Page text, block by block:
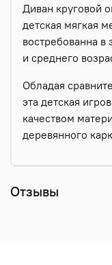
Диван круговой
детская мягкая
востребованна
и среднего
Обладая
эта детская
качеством
деревянного
Отзывы